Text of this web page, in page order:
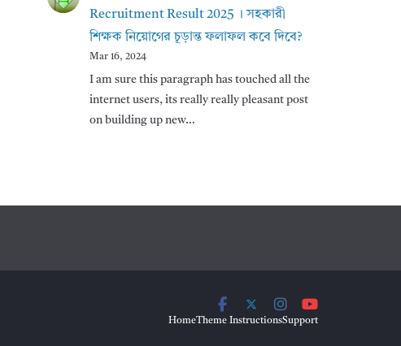
Recruitment Result 2025 । সহকারী
শিক্ষক নিয়োগের চূড়ান্ত ফলাফল কবে দিবে?
Mar 16, 2024
I am sure this paragraph has touched all the
internet users, its really really pleasant post
on building up new…
HomeTheme InstructionsSupport